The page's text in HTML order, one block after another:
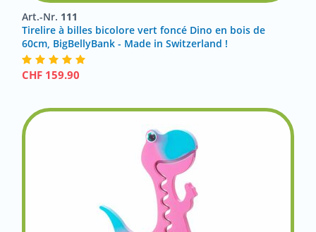
Art.-Nr. 111
Tirelire à billes bicolore vert foncé Dino en bois de
60cm, BigBellyBank - Made in Switzerland !
CHF 159.90